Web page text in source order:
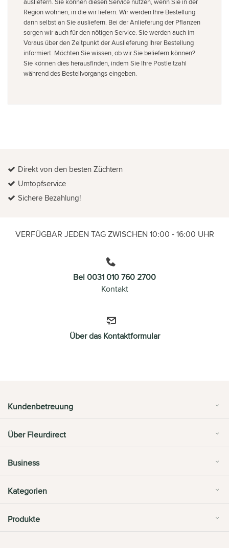
Region wohnen, in die wir liefern. Wir werden Ihre Bestellung
dann selbst an Sie ausliefern. Bei der Anlieferung der Pflanzen
sorgen wir auch für den nötigen Service. Sie werden auch im
Voraus über den Zeitpunkt der Auslieferung Ihrer Bestellung
informiert. Möchten Sie wissen, ob wir Sie beliefern können?
Sie können dies herausfinden, indem Sie Ihre Postleitzahl
während des Bestellvorgangs eingeben.
Direkt von den besten Züchtern
Umtopfservice
Sichere Bezahlung!
VERFÜGBAR JEDEN TAG ZWISCHEN 10:00 - 16:00 UHR
Bel 0031 010 760 2700
Kontakt
Über das Kontaktformular
Kundenbetreuung
Über Fleurdirect
Business
Kategorien
Produkte